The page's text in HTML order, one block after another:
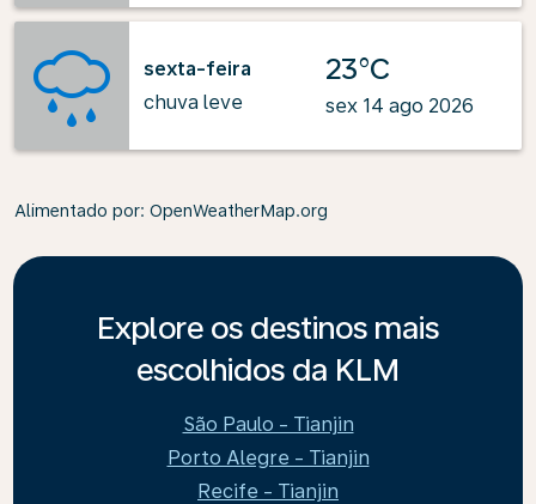
sexta-feira
chuva leve
23°C
sex 14 ago 2026
Alimentado por: OpenWeatherMap.org
Explore os destinos mais
escolhidos da KLM
São Paulo - Tianjin
Porto Alegre - Tianjin
Recife - Tianjin